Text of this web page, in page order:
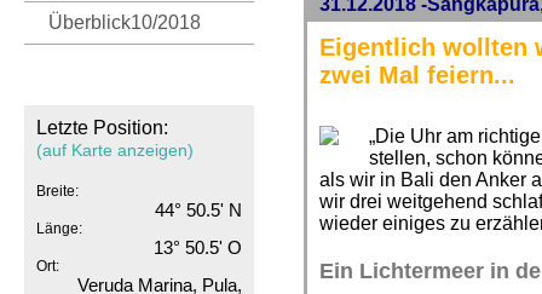
Überblick10/2018
Letzte Position:
(auf Karte anzeigen)
Breite:
44° 50.5' N
Länge:
13° 50.5' O
Ort:
Veruda Marina, Pula,
31.12.2018 -
Eigentlich wollten
zwei Mal feiern...
„Die Uhr am
stellen, schon
als wir in Bali den Anker
wir drei weitgehend
wieder einiges zu
Ein Lichtermeer in